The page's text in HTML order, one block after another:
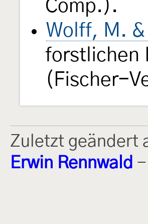
Comp.).
Wolff, M.
forstlichen
(Fischer-
Zuletzt geändert
Erwin Rennwald -